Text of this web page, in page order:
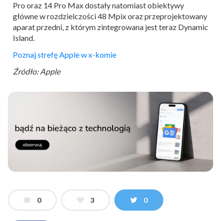
Pro oraz 14 Pro Max dostały natomiast obiektywy
główne w rozdzielczości 48 Mpix oraz przeprojektowany
aparat przedni, z którym zintegrowana jest teraz Dynamic
Island.
Poznaj strefę Apple w x-komie
Źródło: Apple
0 3 0